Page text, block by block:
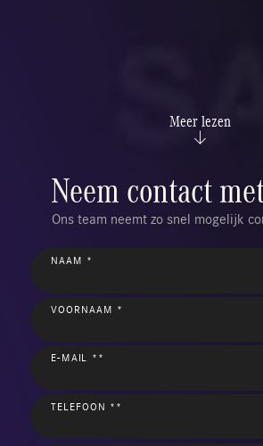
Meer lezen
Neem contact
Ons team neemt zo snel mogelijk
NAAM *
VOORNAAM *
E-MAIL **
TELEFOON **